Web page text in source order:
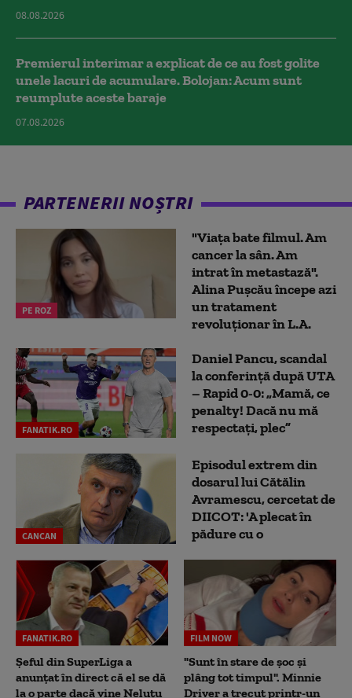
08.08.2026
Premierul interimar a explicat de ce au fost golite
unele lacuri de acumulare. Bolojan: Acum sunt
reumplute aceste baraje
07.08.2026
PARTENERII NOȘTRI
PE ROZ
"Viața bate filmul. Am
cancer la sân. Am
intrat în metastază".
Alina Pușcău începe azi
un tratament
revoluționar în L.A.
FANATIK.RO
Daniel Pancu, scandal
la conferință după UTA
– Rapid 0-0: „Mamă, ce
penalty! Dacă nu mă
respectați, plec”
CANCAN
Episodul extrem din
dosarul lui Cătălin
Avramescu, cercetat de
DIICOT: 'A plecat în
pădure cu o
FANATIK.RO
Șeful din SuperLiga a
anunțat în direct că el se dă
la o parte dacă vine Neluțu
FILM NOW
"Sunt în stare de șoc și
plâng tot timpul". Minnie
Driver a trecut printr-un